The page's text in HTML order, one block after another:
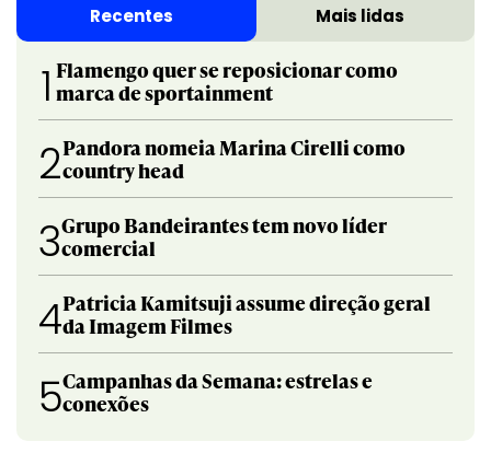
Recentes Mais lidas
1 Flamengo quer se reposicionar como
marca de sportainment
2Pandora nomeia Marina Cirelli como
country head
3Grupo Bandeirantes tem novo líder
comercial
4Patricia Kamitsuji assume direção geral
da Imagem Filmes
5Campanhas da Semana: estrelas e
conexões